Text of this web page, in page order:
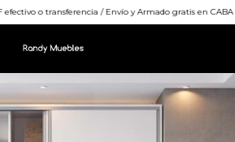
o transferencia / Envío y Armado gratis en CABA o